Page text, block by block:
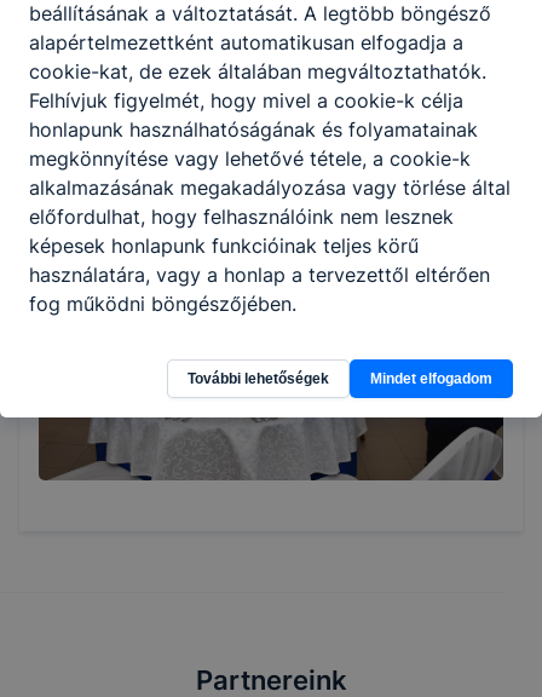
hangulatú iskolai rendezvények is színesítik.
Minden jelentkező számára biztosítunk kollégiumi
elhelyezést is.
Partnereink
beállításának a változtatását. A legtöbb böngésző
alapértelmezettként automatikusan elfogadja a
cookie-kat, de ezek általában megváltoztathatók.
Felhívjuk figyelmét, hogy mivel a cookie-k célja
honlapunk használhatóságának és folyamatainak
megkönnyítése vagy lehetővé tétele, a cookie-k
alkalmazásának megakadályozása vagy törlése által
előfordulhat, hogy felhasználóink nem lesznek
képesek honlapunk funkcióinak teljes körű
használatára, vagy a honlap a tervezettől eltérően
fog működni böngészőjében.
További lehetőségek Mindet elfogadom